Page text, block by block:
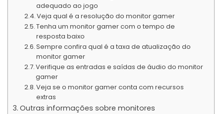
adequado ao jogo
Veja qual é a resolução do monitor gamer
Tenha um monitor gamer com o tempo de
resposta baixo
Sempre confira qual é a taxa de atualização do
monitor gamer
Verifique as entradas e saídas de áudio do monitor
gamer
Veja se o monitor gamer conta com recursos
extras
Outras informações sobre monitores